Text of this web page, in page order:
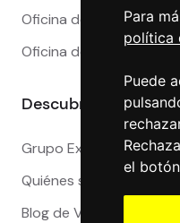
Para
política
Puede
el
Oficina de Cambio en
Oficina de Cambio en
Descubre más
Grupo Exact
Quiénes somos
Blog de Viajeros